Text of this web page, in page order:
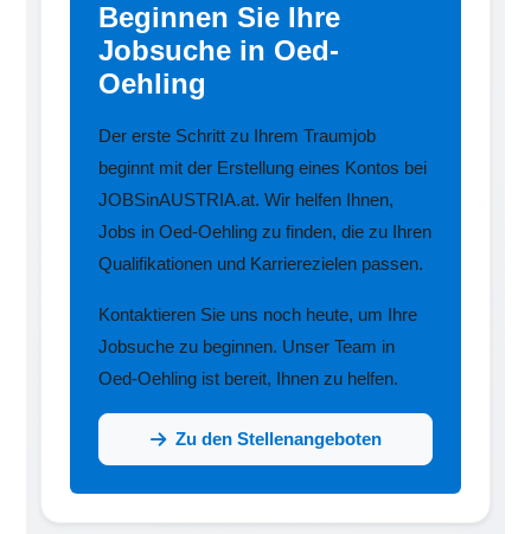
Beginnen Sie Ihre
Jobsuche in Oed-
Oehling
Der erste Schritt zu Ihrem Traumjob
beginnt mit der Erstellung eines Kontos bei
JOBSinAUSTRIA.at. Wir helfen Ihnen,
Jobs in Oed-Oehling zu finden, die zu Ihren
Qualifikationen und Karrierezielen passen.
Kontaktieren Sie uns noch heute, um Ihre
Jobsuche zu beginnen. Unser Team in
Oed-Oehling ist bereit, Ihnen zu helfen.
Zu den Stellenangeboten